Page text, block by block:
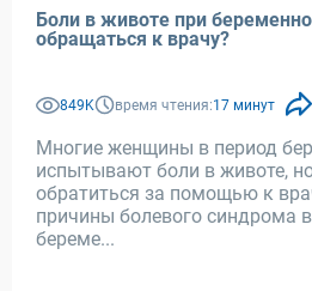
Боли в животе при
обращаться к врачу?
849K время чтения:17 минут
Многие женщины в период
испытывают боли в животе,
обратиться за помощью к
причины болевого синдрома
береме...